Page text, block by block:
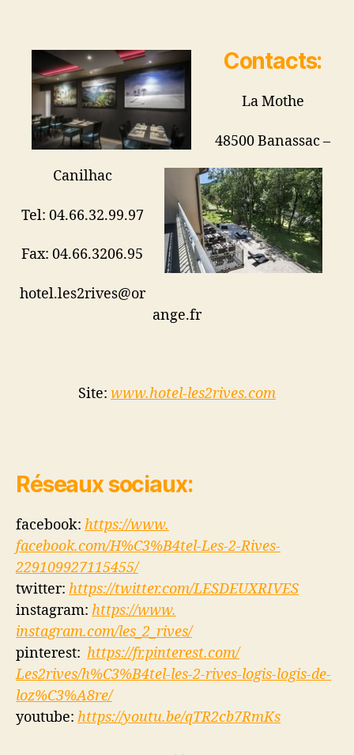
Contacts:
La Mothe
48500 Banassac –
Canilhac
Tel: 04.66.32.99.97
Fax: 04.66.3206.95
hotel.les2rives@or
ange.fr
Site: www.hotel-les2rives.com
Réseaux sociaux:
facebook: https://www.
facebook.com/H%C3%B4tel-Les-2-Rives-
229109927115455/
twitter: https://twitter.com/LESDEUXRIVES
instagram: https://www.
instagram.com/les_2_rives/
pinterest: https://fr.pinterest.com/
Les2rives/h%C3%B4tel-les-2-rives-logis-logis-de-
loz%C3%A8re/
youtube: https://youtu.be/qTR2cb7RmKs